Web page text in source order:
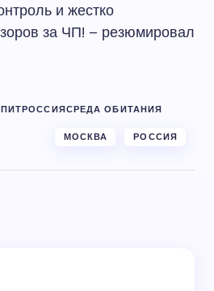
и жестко
за ЧП! – резюмировал
РОССИЯСРЕДА ОБИТАНИЯ
МОСКВА РОССИЯ